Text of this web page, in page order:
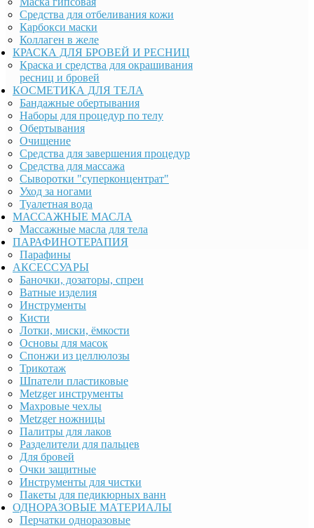
Средства для отбеливания кожи
Карбокси маски
Коллаген в желе
КРАСКА ДЛЯ БРОВЕЙ И РЕСНИЦ
Краска и средства для окрашивания
ресниц и бровей
КОСМЕТИКА ДЛЯ ТЕЛА
Бандажные обертывания
Наборы для процедур по телу
Обертывания
Очищение
Средства для завершения процедур
Средства для массажа
Сыворотки "суперконцентрат"
Уход за ногами
Туалетная вода
МАССАЖНЫЕ МАСЛА
Массажные масла для тела
ПАРАФИНОТЕРАПИЯ
Парафины
АКСЕССУАРЫ
Баночки, дозаторы, спреи
Ватные изделия
Инструменты
Кисти
Лотки, миски, ёмкости
Основы для масок
Спонжи из целлюлозы
Трикотаж
Шпатели пластиковые
Metzger инструменты
Махровые чехлы
Metzger ножницы
Палитры для лаков
Разделители для пальцев
Для бровей
Очки защитные
Инструменты для чистки
Пакеты для педикюрных ванн
ОДНОРАЗОВЫЕ МАТЕРИАЛЫ
Перчатки одноразовые